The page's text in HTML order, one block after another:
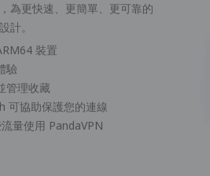
為更快速、更簡單、更可靠的
計。
裝置
驗
管理收藏
可協助保護您的連線
量使用 PandaVPN